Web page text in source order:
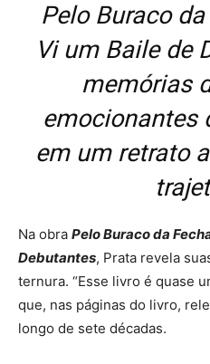
Pelo Buraco
Vi um Baile de
memórias
emocionantes
em um retrato
Na obra Pelo Buraco da
Debutantes, Prata revela
ternura. “Esse livro é quase
que, nas páginas do livro,
longo de sete décadas.